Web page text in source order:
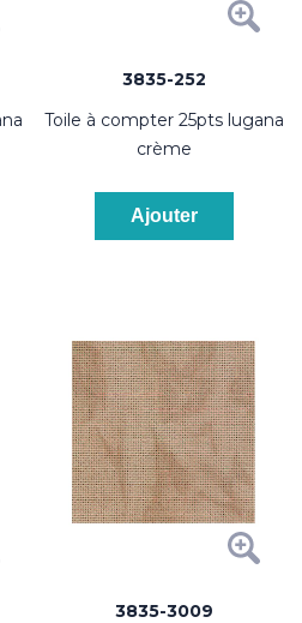
3835-252
toile à compter 25pts lugana
crème
Ajouter
3835-3009